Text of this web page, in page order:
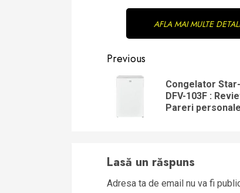
AFLA MAI MULTE
Continue
Reading
Previous
Congelator
DFV-103F :
Pareri personale
Lasă un răspuns
Adresa ta de email nu va fi